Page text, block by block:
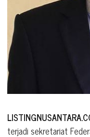
terjadi sekretariat